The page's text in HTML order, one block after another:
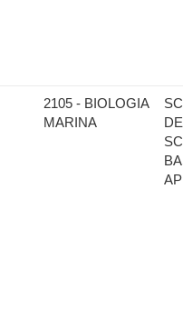
2105 - BIOLOGIA
MARINA